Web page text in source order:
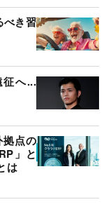
べき習
へ...
点の
」と
は